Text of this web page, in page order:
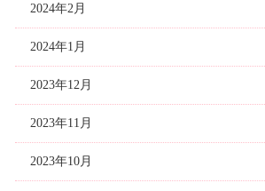
2024年2月
2024年1月
2023年12月
2023年11月
2023年10月